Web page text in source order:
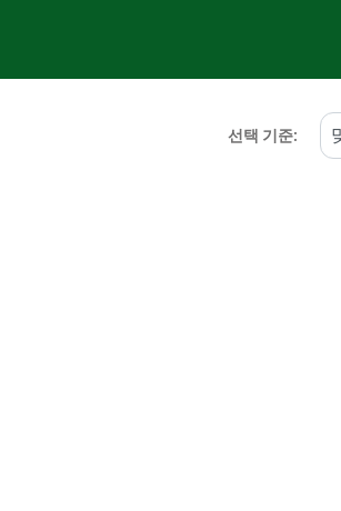
선택 기준: